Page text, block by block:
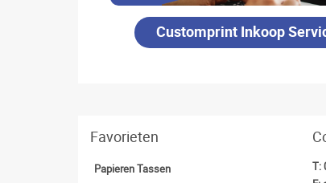
Customprint Inkoop
Favorieten
Papieren Tassen T: